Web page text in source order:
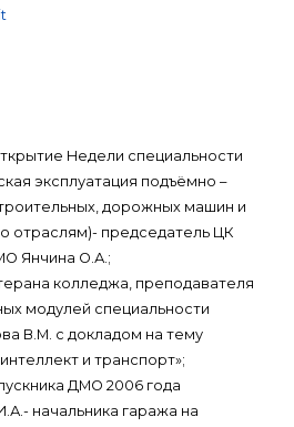
Недели специальности
эксплуатация подъёмно –
дорожных машин и
отраслям)- председатель ЦК
Янчина О.А.;
колледжа, преподавателя
модулей специальности
В.М. с докладом на тему
и транспорт»;
ДМО 2006 года
начальника гаража на